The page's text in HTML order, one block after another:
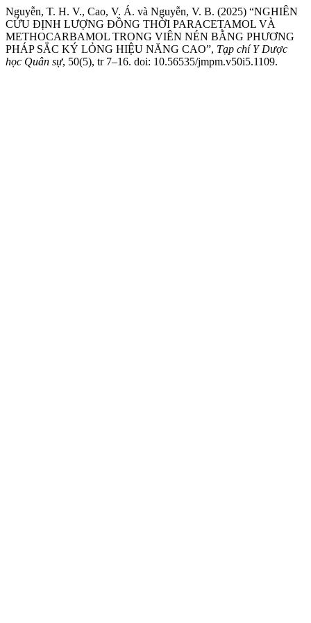
Nguyễn, T. H. V., Cao, V. Á. và Nguyễn, V. B. (2025) “NGHIÊN
CỨU ĐỊNH LƯỢNG ĐỒNG THỜI PARACETAMOL VÀ
METHOCARBAMOL TRONG VIÊN NÉN BẰNG PHƯƠNG
PHÁP SẮC KÝ LỎNG HIỆU NĂNG CAO”, Tạp chí Y Dược
học Quân sự, 50(5), tr 7–16. doi: 10.56535/jmpm.v50i5.1109.